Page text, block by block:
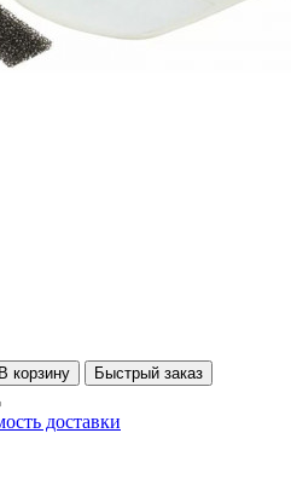
В корзину
Быстрый заказ
доставки